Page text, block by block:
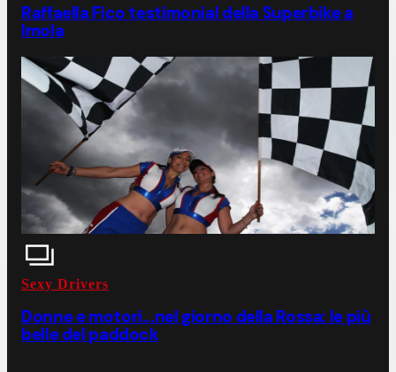
Raffaella Fico testimonial della Superbike a
Imola
Sexy Drivers
Donne e motori...nel giorno della Rossa: le più
belle del paddock